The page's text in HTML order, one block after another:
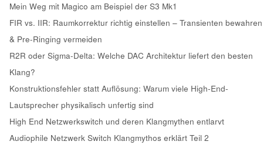
Mein Weg mit Magico am Beispiel der S3 Mk1
FIR vs. IIR: Raumkorrektur richtig einstellen – Transienten bewahren
& Pre-Ringing vermeiden
R2R oder Sigma-Delta: Welche DAC Architektur liefert den besten
Klang?
Konstruktionsfehler statt Auflösung: Warum viele High-End-
Lautsprecher physikalisch unfertig sind
High End Netzwerkswitch und deren Klangmythen entlarvt
Audiophile Netzwerk Switch Klangmythos erklärt Teil 2